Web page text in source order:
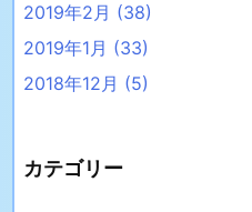
2019年2月 (38)
2019年1月 (33)
2018年12月 (5)
カテゴリー